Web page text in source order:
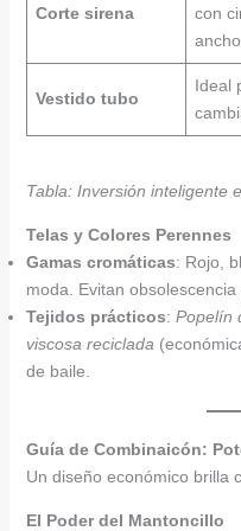
Corte sirena
con
ancho
Vestido tubo
Ideal
Tabla: Inversión inteligente
Telas y Colores Perennes
Gamas cromáticas: Rojo,
moda. Evitan
Tejidos prácticos: Popelín
viscosa reciclada
de baile.
Guía de Combinaicón:
Un diseño económico brilla
El Poder del Mantoncillo